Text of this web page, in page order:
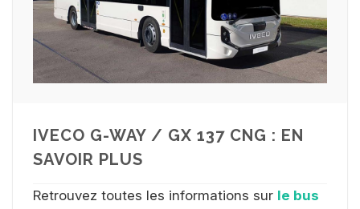
IVECO G-WAY / GX 137 CNG : EN
SAVOIR PLUS
Retrouvez toutes les informations sur le bus